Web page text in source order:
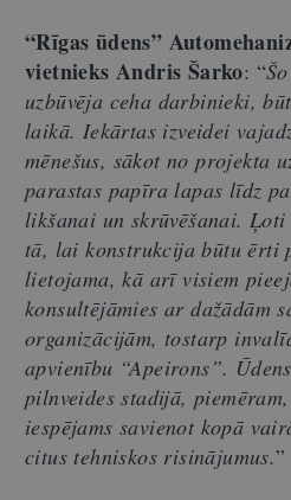
“Rīgas ūdens”
vietnieks Andris Šarko: “
uzbūvēja ceha darbinieki,
laikā. Iekārtas izveidei
mēnešus, sākot no projekta
parastas papīra lapas līdz
likšanai un skrūvēšanai.
tā, lai konstrukcija būtu ērti
lietojama, kā arī visiem
konsultējāmies ar dažādām
organizācijām, tostarp
apvienību “Apeirons”.
pilnveides stadijā,
iespējams savienot kopā
citus tehniskos risinājumus.”